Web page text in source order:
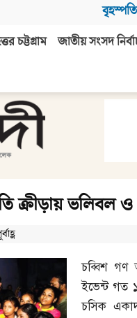
চট্টগ্রাম জাতীয় সংসদ
ক্রীড়ায় ভলিবল ও
চব্বিশ গণ
ইভেন্ট গত
চসিক